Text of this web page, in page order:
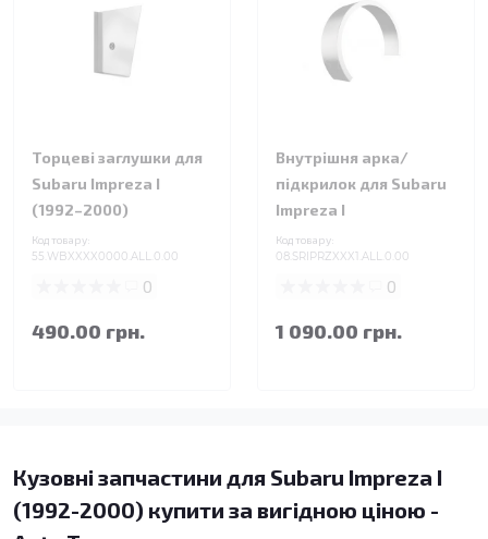
Торцеві заглушки для
Subaru Impreza I
(1992–2000)
Код товару:
55.WBXXXX0000.ALL.0.00
0
490.00 грн.
Внутрішня арка/
підкрилок для Subaru
Impreza I
Код товару:
08.SRIPRZXXX1.ALL.0.00
0
1 090.00 грн.
Кузовні запчастини для Subaru Impreza I
(1992-2000) купити за вигідною ціною -